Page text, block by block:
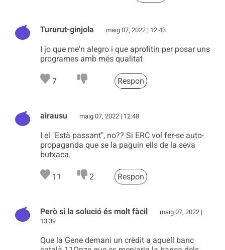
Tururut-ginjola maig 07, 2022 | 12:43
I jo que me'n alegro i que aprofitin per posar uns
programes amb més qualitat
7 Respon
airausu maig 07, 2022 | 12:48
I el "Està passant", no?? Si ERC vol fer-se auto-
propaganda que se la paguin ells de la seva
butxaca.
11 2 Respon
Però si la solució és molt fàcil
maig 07, 2022 |
13:39
Que la Gene demani un crèdit a aquell banc